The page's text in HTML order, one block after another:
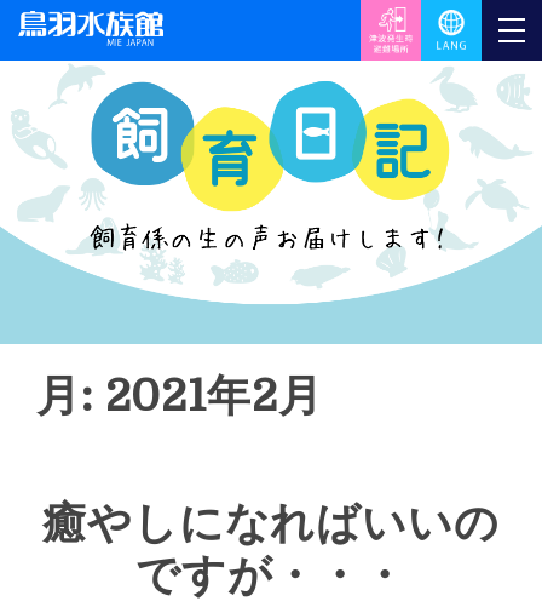
月: 2021年2月
癒やしになればいいの
ですが・・・